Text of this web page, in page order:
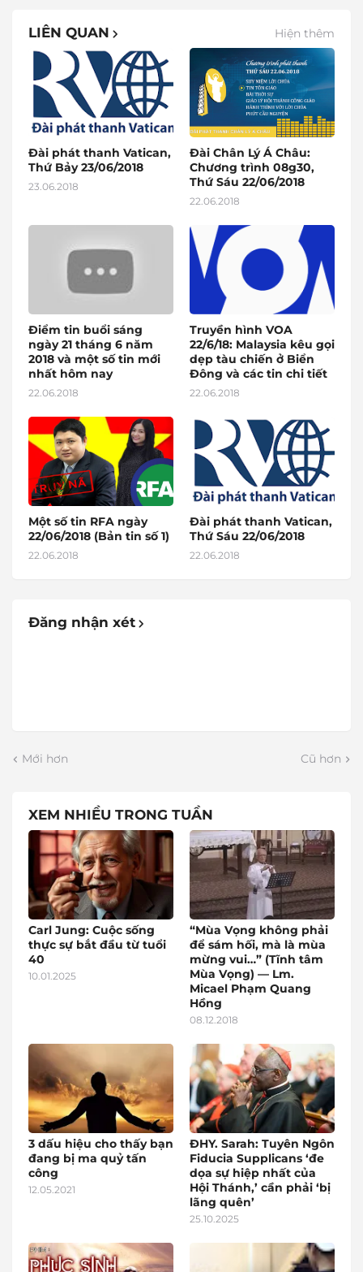
LIÊN QUAN Hiện thêm
Đài phát thanh Vatican,
Thứ Bảy 23/06/2018
23.06.2018
Đài Chân Lý Á Châu:
Chương trình 08g30,
Thứ Sáu 22/06/2018
22.06.2018
Điểm tin buổi sáng
ngày 21 tháng 6 năm
2018 và một số tin mới
nhất hôm nay
22.06.2018
Truyền hình VOA
22/6/18: Malaysia kêu gọi
dẹp tàu chiến ở Biển
Đông và các tin chi tiết
22.06.2018
Một số tin RFA ngày
22/06/2018 (Bản tin số 1)
22.06.2018
Đài phát thanh Vatican,
Thứ Sáu 22/06/2018
22.06.2018
Đăng nhận xét
Mới hơn Cũ hơn
XEM NHIỀU TRONG TUẦN
Carl Jung: Cuộc sống
thực sự bắt đầu từ tuổi
40
10.01.2025
“Mùa Vọng không phải
để sám hối, mà là mùa
mừng vui…” (Tĩnh tâm
Mùa Vọng) — Lm.
Micael Phạm Quang
Hồng
08.12.2018
3 dấu hiệu cho thấy bạn
đang bị ma quỷ tấn
công
12.05.2021
ĐHY. Sarah: Tuyên Ngôn
Fiducia Supplicans ‘đe
dọa sự hiệp nhất của
Hội Thánh,’ cần phải ‘bị
lãng quên’
25.10.2025